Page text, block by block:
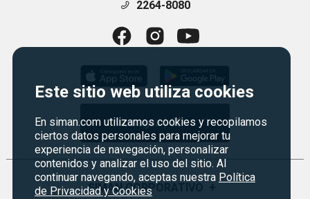
Este sitio web utiliza cookies
En siman.com utilizamos cookies y recopilamos
ciertos datos personales para mejorar tu
experiencia de navegación, personalizar
contenidos y analizar el uso del sitio. Al
continuar navegando, aceptas nuestra Política
de Privacidad y Cookies
2264-8080
Nicaragua | C$
SIMAN CORPORATIVO